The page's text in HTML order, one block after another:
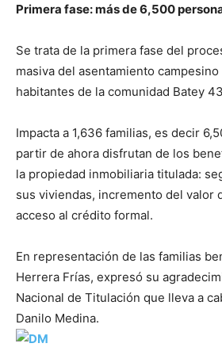
Primera fase: más de 6,500
Se trata de la primera fase del
masiva del asentamiento
habitantes de la comunidad Batey
Impacta a 1,636 familias, es decir
partir de ahora disfrutan de los
la propiedad inmobiliaria titulada:
sus viviendas, incremento del valor
acceso al crédito formal.
En representación de las familias
Herrera Frías, expresó su
Nacional de Titulación que lleva a
Danilo Medina.